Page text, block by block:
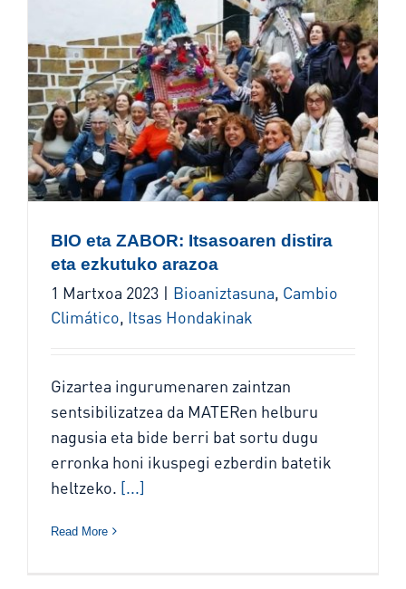
BIO eta ZABOR: Itsasoaren distira
eta ezkutuko arazoa
1 Martxoa 2023 | Bioaniztasuna, Cambio
Climático, Itsas Hondakinak
Gizartea ingurumenaren zaintzan
sentsibilizatzea da MATERen helburu
nagusia eta bide berri bat sortu dugu
erronka honi ikuspegi ezberdin batetik
heltzeko. [...]
Read More